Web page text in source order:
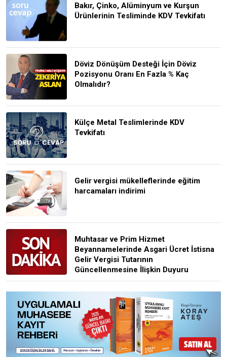
Bakır, Çinko, Alüminyum ve Kurşun
Ürünlerinin Tesliminde KDV Tevkifatı
Döviz Dönüşüm Desteği İçin Döviz
Pozisyonu Oranı En Fazla % Kaç
Olmalıdır?
Külçe Metal Teslimlerinde KDV
Tevkifatı
Gelir vergisi mükelleflerinde eğitim
harcamaları indirimi
Muhtasar ve Prim Hizmet
Beyannamelerinde Asgari Ücret İstisna
Gelir Vergisi Tutarının
Güncellenmesine İlişkin Duyuru